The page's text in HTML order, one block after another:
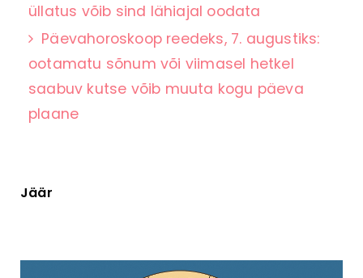
üllatus võib sind lähiajal oodata
Päevahoroskoop reedeks, 7. augustiks:
ootamatu sõnum või viimasel hetkel
saabuv kutse võib muuta kogu päeva
plaane
Jäär